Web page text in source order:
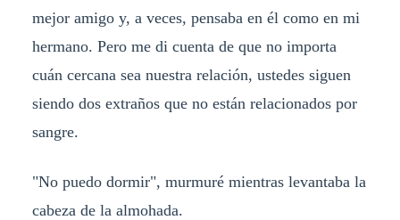
mejor amigo y, a veces, pensaba en él como en mi
hermano. Pero me di cuenta de que no importa
cuán cercana sea nuestra relación, ustedes siguen
siendo dos extraños que no están relacionados por
sangre.
"No puedo dormir", murmuré mientras levantaba la
cabeza de la almohada.